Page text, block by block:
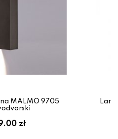
MALMO 9705
zł